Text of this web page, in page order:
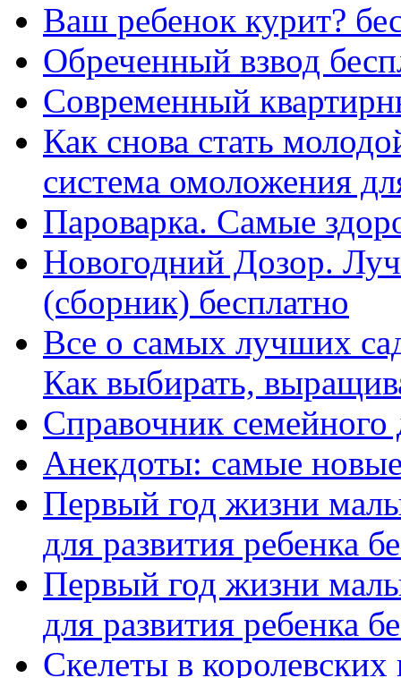
Ваш ребенок курит?
Обреченный взвод
Современный
Как снова стать
система омоложения
Пароварка. Самые
Новогодний Дозор.
(сборник) бесплатно
Все о самых лучших
Как выбирать,
Справочник семейного
Анекдоты: самые
Первый год жизни
для развития ребенка
Первый год жизни
для развития ребенка
Скелеты в